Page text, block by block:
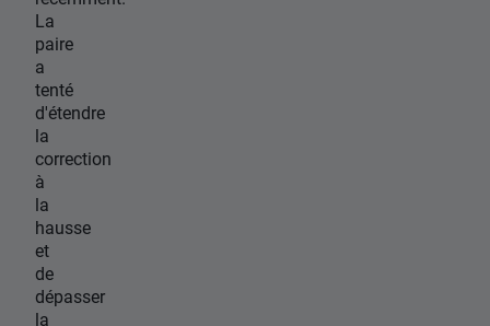
La
paire
a
tenté
d'étendre
la
correction
à
la
hausse
et
de
dépasser
la